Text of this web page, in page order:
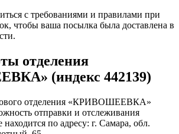
с требованиями и правилами при
чтобы ваша посылка была доставлена в
отделения
(индекс 442139)
отделения «КРИВОШЕЕВКА»
отправки и отслеживания
по адресу: г. Самара, обл.